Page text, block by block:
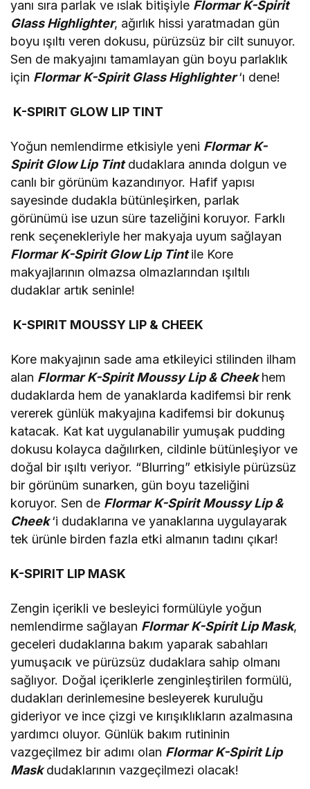
yanı sıra parlak ve ıslak bitişiyle Flormar K-Spirit
Glass Highlighter, ağırlık hissi yaratmadan gün
boyu ışıltı veren dokusu, pürüzsüz bir cilt sunuyor.
Sen de makyajını tamamlayan gün boyu parlaklık
için Flormar K-Spirit Glass Highlighter‘ı dene!
K-SPIRIT GLOW LIP TINT
Yoğun nemlendirme etkisiyle yeni Flormar K-
Spirit Glow Lip Tintdudaklara anında dolgun ve
canlı bir görünüm kazandırıyor. Hafif yapısı
sayesinde dudakla bütünleşirken, parlak
görünümü ise uzun süre tazeliğini koruyor. Farklı
renk seçenekleriyle her makyaja uyum sağlayan
Flormar K-Spirit Glow Lip Tintile Kore
makyajlarının olmazsa olmazlarından ışıltılı
dudaklar artık seninle!
K-SPIRIT MOUSSY LIP & CHEEK
Kore makyajının sade ama etkileyici stilinden ilham
alan Flormar K-Spirit Moussy Lip & Cheekhem
dudaklarda hem de yanaklarda kadifemsi bir renk
vererek günlük makyajına kadifemsi bir dokunuş
katacak. Kat kat uygulanabilir yumuşak pudding
dokusu kolayca dağılırken, cildinle bütünleşiyor ve
doğal bir ışıltı veriyor. “Blurring” etkisiyle pürüzsüz
bir görünüm sunarken, gün boyu tazeliğini
koruyor. Sen de Flormar K-Spirit Moussy Lip &
Cheek‘i dudaklarına ve yanaklarına uygulayarak
tek ürünle birden fazla etki almanın tadını çıkar!
K-SPIRIT LIP MASK
Zengin içerikli ve besleyici formülüyle yoğun
nemlendirme sağlayan Flormar K-Spirit Lip Mask,
geceleri dudaklarına bakım yaparak sabahları
yumuşacık ve pürüzsüz dudaklara sahip olmanı
sağlıyor. Doğal içeriklerle zenginleştirilen formülü,
dudakları derinlemesine besleyerek kuruluğu
gideriyor ve ince çizgi ve kırışıklıkların azalmasına
yardımcı oluyor. Günlük bakım rutininin
vazgeçilmez bir adımı olan Flormar K-Spirit Lip
Maskdudaklarının vazgeçilmezi olacak!